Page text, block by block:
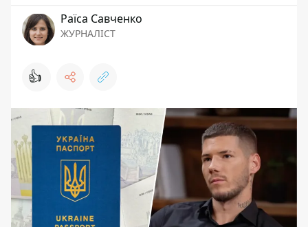
Раїса Савченко
ЖУРНАЛІСТ
👍